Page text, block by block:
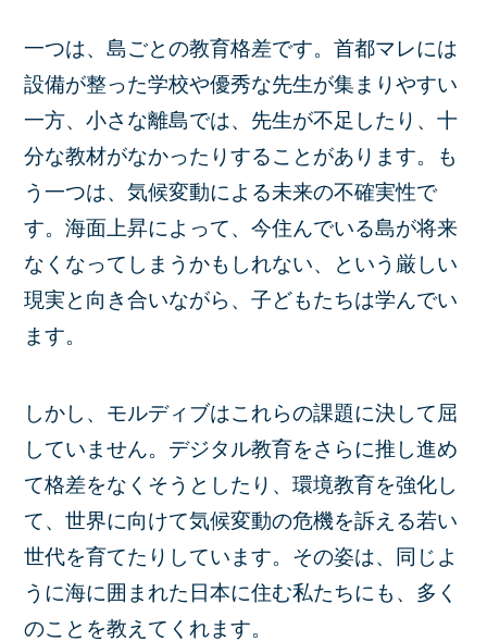
一つは、島ごとの教育格差です。首都マレには
設備が整った学校や優秀な先生が集まりやすい
一方、小さな離島では、先生が不足したり、十
分な教材がなかったりすることがあります。も
う一つは、気候変動による未来の不確実性で
す。海面上昇によって、今住んでいる島が将来
なくなってしまうかもしれない、という厳しい
現実と向き合いながら、子どもたちは学んでい
ます。
しかし、モルディブはこれらの課題に決して屈
していません。デジタル教育をさらに推し進め
て格差をなくそうとしたり、環境教育を強化し
て、世界に向けて気候変動の危機を訴える若い
世代を育てたりしています。その姿は、同じよ
うに海に囲まれた日本に住む私たちにも、多く
のことを教えてくれます。